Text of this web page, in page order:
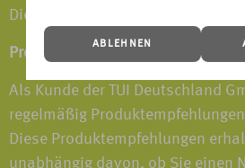
ABLEHNEN
Dienstleistungen.
Produktempfehlungen per E-Mail
Als Kunde der TUI Deutschland
regelmäßig
Diese Produktempfehlungen
unabhängig davon, ob Sie einen